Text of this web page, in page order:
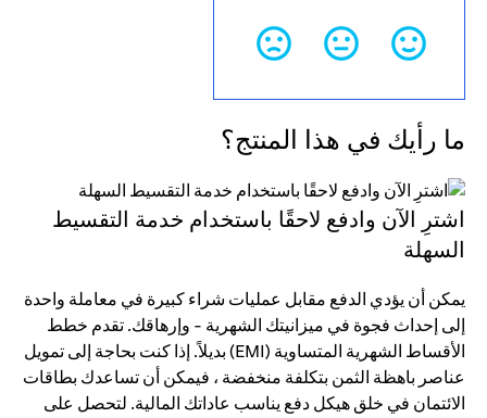
ما رأيك في هذا المنتج؟
اشترِ الآن وادفع لاحقًا باستخدام خدمة التقسيط
السهلة
يمكن أن يؤدي الدفع مقابل عمليات شراء كبيرة في معاملة واحدة
إلى إحداث فجوة في ميزانيتك الشهرية - وإرهاقك. تقدم خطط
الأقساط الشهرية المتساوية (EMI) بديلاً. إذا كنت بحاجة إلى تمويل
عناصر باهظة الثمن بتكلفة منخفضة ، فيمكن أن تساعدك بطاقات
الائتمان في خلق هيكل دفع يناسب عاداتك المالية. لتحصل على